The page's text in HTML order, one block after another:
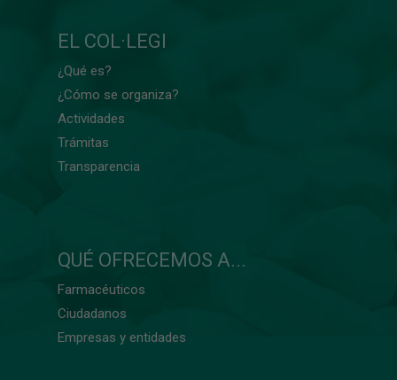
EL COL·LEGI
¿Qué es?
¿Cómo se organiza?
Actividades
Trámitas
Transparencia
QUÉ OFRECEMOS A...
Farmacéuticos
Ciudadanos
Empresas y entidades